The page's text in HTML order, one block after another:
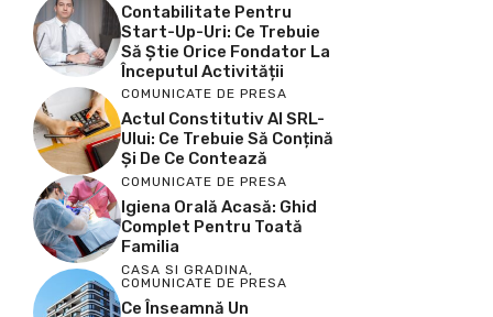
Contabilitate Pentru
Start-Up-Uri: Ce Trebuie
Să Știe Orice Fondator La
Începutul Activității
COMUNICATE DE PRESA
Actul Constitutiv Al SRL-
Ului: Ce Trebuie Să Conțină
Și De Ce Contează
COMUNICATE DE PRESA
Igiena Orală Acasă: Ghid
Complet Pentru Toată
Familia
CASA SI GRADINA,
COMUNICATE DE PRESA
Ce Înseamnă Un